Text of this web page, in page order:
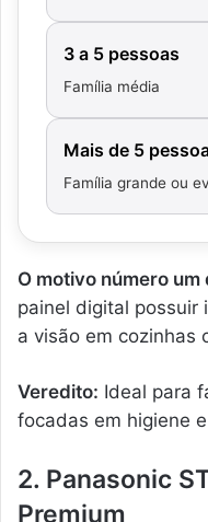
3 a 5 pessoas
Família média
Mais de 5
Família grande ou
O motivo número
painel digital possuir
a visão em cozinhas
Veredito: Ideal para
focadas em higiene
2. Panasonic
Premium